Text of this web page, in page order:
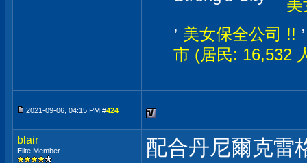
美
, 美女保全公司 !!
市 (居民: 16,532
2021-09-06, 04:15 PM #424
blair
Elite Member
配合丹尼爾克雷